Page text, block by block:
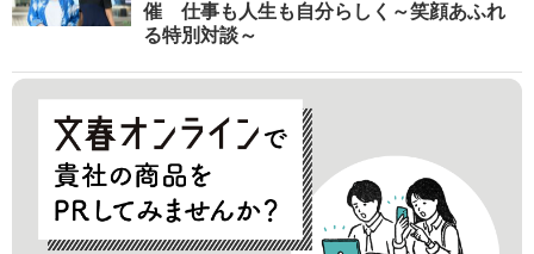
催 仕事も人生も自分らしく～笑顔あふれ
る特別対談～